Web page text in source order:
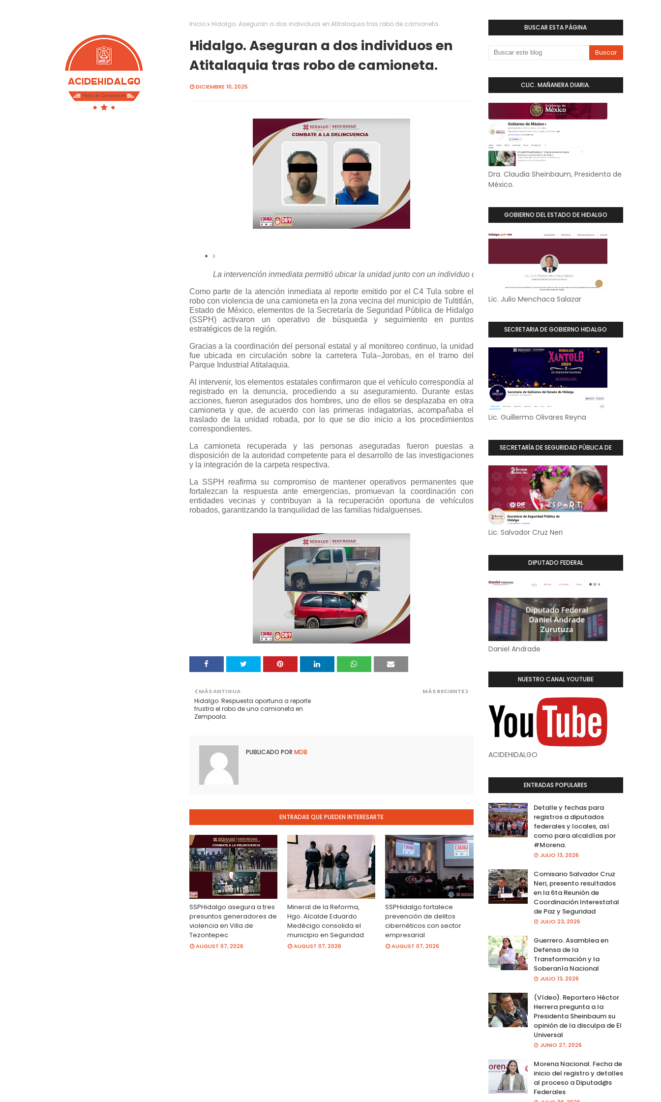
Inicio Hidalgo. Aseguran a dos individuos en Atitalaquia tras robo de camioneta.
Hidalgo. Aseguran a dos individuos en
Atitalaquia tras robo de camioneta.
DICIEMBRE 10, 2025
La intervención inmediata permitió ubicar la unidad junto con un individuo que la escoltaba.
Como parte de la atención inmediata al reporte emitido por el C4 Tula sobre el
robo con violencia de una camioneta en la zona vecina del municipio de Tultitlán,
Estado de México, elementos de la Secretaría de Seguridad Pública de Hidalgo
(SSPH) activaron un operativo de búsqueda y seguimiento en puntos
estratégicos de la región.
Gracias a la coordinación del personal estatal y al monitoreo continuo, la unidad
fue ubicada en circulación sobre la carretera Tula–Jorobas, en el tramo del
Parque Industrial Atitalaquia.
Al intervenir, los elementos estatales confirmaron que el vehículo correspondía al
registrado en la denuncia, procediendo a su aseguramiento. Durante estas
acciones, fueron asegurados dos hombres, uno de ellos se desplazaba en otra
camioneta y que, de acuerdo con las primeras indagatorias, acompañaba el
traslado de la unidad robada, por lo que se dio inicio a los procedimientos
correspondientes.
La camioneta recuperada y las personas aseguradas fueron puestas a
disposición de la autoridad competente para el desarrollo de las investigaciones
y la integración de la carpeta respectiva.
La SSPH reafirma su compromiso de mantener operativos permanentes que
fortalezcan la respuesta ante emergencias, promuevan la coordinación con
entidades vecinas y contribuyan a la recuperación oportuna de vehículos
robados, garantizando la tranquilidad de las familias hidalguenses.
MÁS RECIENTE
MÁS ANTIGUA
Hidalgo. Respuesta oportuna a reporte
frustra el robo de una camioneta en
Zempoala.
PUBLICADO POR MDB
ENTRADAS QUE PUEDEN INTERESARTE
SSPHidalgo asegura a tres
presuntos generadores de
violencia en Villa de
Tezontepec
AUGUST 07, 2026
Mineral de la Reforma,
Hgo. Alcalde Eduardo
Medécigo consolida el
municipio en Seguridad
AUGUST 07, 2026
SSPHidalgo fortalece
prevención de delitos
cibernéticos con sector
empresarial
AUGUST 07, 2026
BUSCAR ESTA PÁGINA
CLIC. MAÑANERA DIARIA.
Dra. Claudia Sheinbaum, Presidenta de
México.
GOBIERNO DEL ESTADO DE HIDALGO
Lic. Julio Menchaca Salazar
SECRETARIA DE GOBIERNO HIDALGO
Lic. Guillermo Olivares Reyna
SECRETARÍA DE SEGURIDAD PÚBLICA DE
Lic. Salvador Cruz Neri
DIPUTADO FEDERAL
Daniel Andrade
NUESTRO CANAL YOUTUBE
ACIDEHIDALGO
ENTRADAS POPULARES
Detalle y fechas para
registros a diputados
federales y locales, así
como para alcaldías por
#Morena.
JULIO 13, 2026
Comisario Salvador Cruz
Neri, presento resultados
en la 6ta Reunión de
Coordinación Interestatal
de Paz y Seguridad
JULIO 23, 2026
Guerrero. Asamblea en
Defensa de la
Transformación y la
Soberanía Nacional
JULIO 13, 2026
(Vídeo). Reportero Héctor
Herrera pregunta a la
Presidenta Sheinbaum su
opinión de la disculpa de El
Universal
JUNIO 27, 2026
Morena Nacional. Fecha de
inicio del registro y detalles
al proceso a Diputad@s
Federales